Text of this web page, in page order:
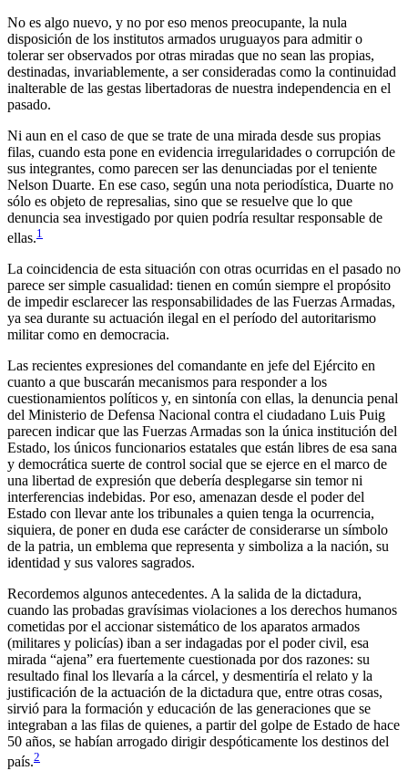
No es algo nuevo, y no por eso menos preocupante, la nula
disposición de los institutos armados uruguayos para admitir o
tolerar ser observados por otras miradas que no sean las propias,
destinadas, invariablemente, a ser consideradas como la continuidad
inalterable de las gestas libertadoras de nuestra independencia en el
pasado.
Ni aun en el caso de que se trate de una mirada desde sus propias
filas, cuando esta pone en evidencia irregularidades o corrupción de
sus integrantes, como parecen ser las denunciadas por el teniente
Nelson Duarte. En ese caso, según una nota periodística, Duarte no
sólo es objeto de represalias, sino que se resuelve que lo que
denuncia sea investigado por quien podría resultar responsable de
ellas.1
La coincidencia de esta situación con otras ocurridas en el pasado no
parece ser simple casualidad: tienen en común siempre el propósito
de impedir esclarecer las responsabilidades de las Fuerzas Armadas,
ya sea durante su actuación ilegal en el período del autoritarismo
militar como en democracia.
Las recientes expresiones del comandante en jefe del Ejército en
cuanto a que buscarán mecanismos para responder a los
cuestionamientos políticos y, en sintonía con ellas, la denuncia penal
del Ministerio de Defensa Nacional contra el ciudadano Luis Puig
parecen indicar que las Fuerzas Armadas son la única institución del
Estado, los únicos funcionarios estatales que están libres de esa sana
y democrática suerte de control social que se ejerce en el marco de
una libertad de expresión que debería desplegarse sin temor ni
interferencias indebidas. Por eso, amenazan desde el poder del
Estado con llevar ante los tribunales a quien tenga la ocurrencia,
siquiera, de poner en duda ese carácter de considerarse un símbolo
de la patria, un emblema que representa y simboliza a la nación, su
identidad y sus valores sagrados.
Recordemos algunos antecedentes. A la salida de la dictadura,
cuando las probadas gravísimas violaciones a los derechos humanos
cometidas por el accionar sistemático de los aparatos armados
(militares y policías) iban a ser indagadas por el poder civil, esa
mirada “ajena” era fuertemente cuestionada por dos razones: su
resultado final los llevaría a la cárcel, y desmentiría el relato y la
justificación de la actuación de la dictadura que, entre otras cosas,
sirvió para la formación y educación de las generaciones que se
integraban a las filas de quienes, a partir del golpe de Estado de hace
50 años, se habían arrogado dirigir despóticamente los destinos del
país.2